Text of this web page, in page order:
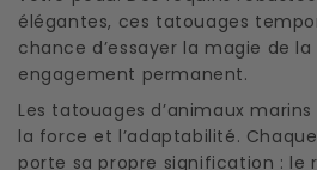
élégantes, ces tatouages
chance d’essayer la magie de la
engagement permanent.
Les tatouages d’animaux
la force et l’adaptabilité.
porte sa propre signification : le